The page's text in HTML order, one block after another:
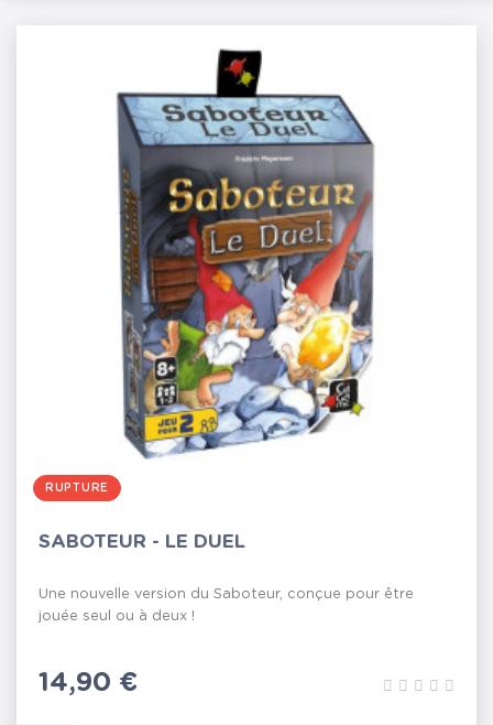
RUPTURE
SABOTEUR - LE DUEL
Une nouvelle version du Saboteur, conçue pour être
jouée seul ou à deux !
Prix
14,90 €